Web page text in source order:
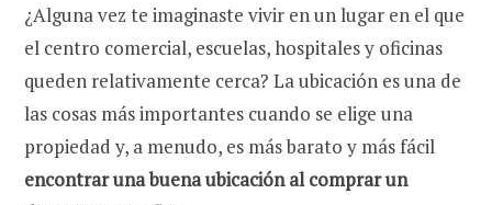
¿Alguna vez te imaginaste vivir en un lugar en el que
el centro comercial, escuelas, hospitales y oficinas
queden relativamente cerca? La ubicación es una de
las cosas más importantes cuando se elige una
propiedad y, a menudo, es más barato y más fácil
encontrar una buena ubicación al comprar un